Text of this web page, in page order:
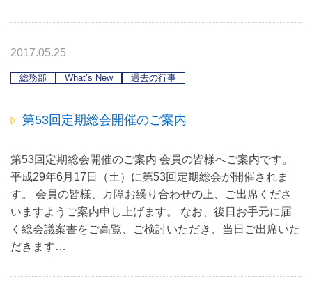
2017.05.25
総務部 What’s New 過去の行事
第53回定期総会開催のご案内
第53回定期総会開催のご案内 会員の皆様へご案内です。
平成29年6月17日（土）に第53回定期総会が開催されま
す。 会員の皆様、万障お繰り合わせの上、ご出席くださ
いますようご案内申し上げます。 なお、後日お手元に届
く総会議案書をご高覧、ご検討いただき、当日ご出席いた
だきます…